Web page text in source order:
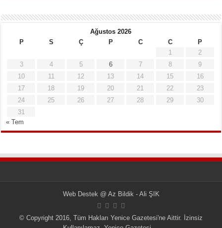
Ağustos 2026
P
S Ç P C C
P
1
2
3
4 5 6 7 8
9
10
11 12 13 14 15
16
17
18 19 20 21 22
23
24
25 26 27 28 29
30
31
« Tem
Web Destek @ Az Bildik - Ali ŞIK
© Copyright 2016, Tüm Hakları Yenice Gazetesi'ne Aittir. İzinsiz